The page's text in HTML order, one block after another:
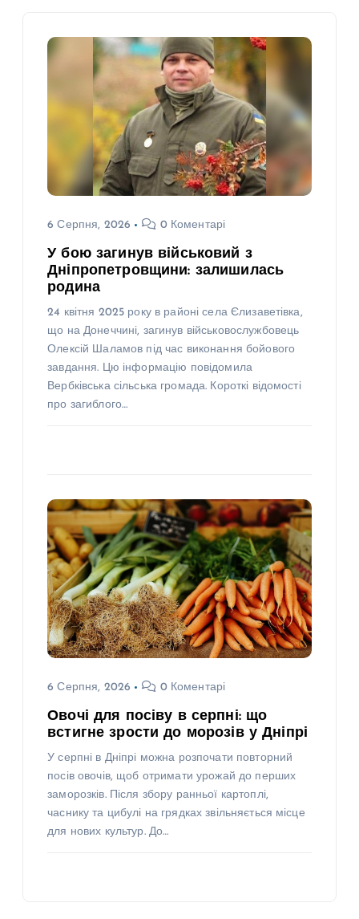
6 Серпня, 2026 0 Коментарі
У бою загинув військовий з
Дніпропетровщини: залишилась
родина
24 квітня 2025 року в районі села Єлизаветівка,
що на Донеччині, загинув військовослужбовець
Олексій Шаламов під час виконання бойового
завдання. Цю інформацію повідомила
Вербківська сільська громада. Короткі відомості
про загиблого…
6 Серпня, 2026 0 Коментарі
Овочі для посіву в серпні: що
встигне зрости до морозів у Дніпрі
У серпні в Дніпрі можна розпочати повторний
посів овочів, щоб отримати урожай до перших
заморозків. Після збору ранньої картоплі,
часнику та цибулі на грядках звільняється місце
для нових культур. До…